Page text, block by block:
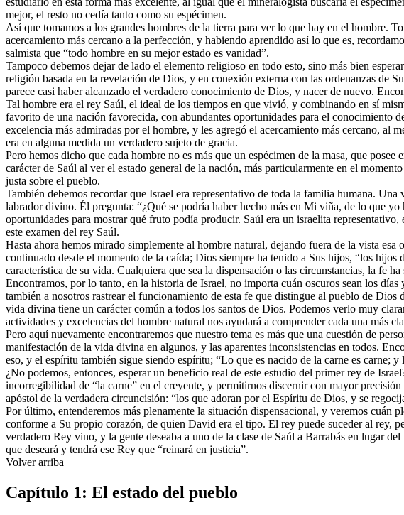
mejor, el resto no cedía tanto como su espécimen.
Así que tomamos a los grandes hombres de la tierra para ver lo que hay en el hombre.
acercamiento más cercano a la perfección, y habiendo aprendido así lo que es,
salmista que “todo hombre en su mejor estado es vanidad”.
Tampoco debemos dejar de lado el elemento religioso en todo esto, sino más bien
religión basada en la revelación de Dios, y en conexión externa con las ordenanzas de
parece casi haber alcanzado el verdadero conocimiento de Dios, y nacer de nuevo.
Tal hombre era el rey Saúl, el ideal de los tiempos en que vivió, y combinando en sí
favorito de una nación favorecida, con abundantes oportunidades para el conocimiento
excelencia más admiradas por el hombre, y les agregó el acercamiento más cercano, al
era en alguna medida un verdadero sujeto de gracia.
Pero hemos dicho que cada hombre no es más que un espécimen de la masa, que
carácter de Saúl al ver el estado general de la nación, más particularmente en el
justa sobre el pueblo.
También debemos recordar que Israel era representativo de toda la familia humana.
labrador divino. Él pregunta: “¿Qué se podría haber hecho más en Mi viña, de lo que
oportunidades para mostrar qué fruto podía producir. Saúl era un israelita
este examen del rey Saúl.
Hasta ahora hemos mirado simplemente al hombre natural, dejando fuera de la vista
continuado desde el momento de la caída; Dios siempre ha tenido a Sus hijos, “los
característica de su vida. Cualquiera que sea la dispensación o las circunstancias, la fe
Encontramos, por lo tanto, en la historia de Israel, no importa cuán oscuros sean los
también a nosotros rastrear el funcionamiento de esta fe que distingue al pueblo de
vida divina tiene un carácter común a todos los santos de Dios. Podemos verlo muy
actividades y excelencias del hombre natural nos ayudará a comprender cada una más
Pero aquí nuevamente encontraremos que nuestro tema es más que una cuestión de
manifestación de la vida divina en algunos, y las aparentes inconsistencias en todos.
eso, y el espíritu también sigue siendo espíritu; “Lo que es nacido de la carne es carne;
¿No podemos, entonces, esperar un beneficio real de este estudio del primer rey de
incorregibilidad de “la carne” en el creyente, y permitirnos discernir con mayor
apóstol de la verdadera circuncisión: “los que adoran por el Espíritu de Dios, y se
Por último, entenderemos más plenamente la situación dispensacional, y veremos cuán
conforme a Su propio corazón, de quien David era el tipo. El rey puede suceder al rey,
verdadero Rey vino, y la gente deseaba a uno de la clase de Saúl a Barrabás en lugar
que deseará y tendrá ese Rey que “reinará en justicia”.
Volver arriba
Capítulo 1: El estado del pueblo